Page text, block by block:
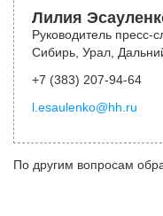
Лилия
Руководитель пресс-
Сибирь, Урал,
+7 (383) 207-94-64
l.esaulenko@hh.ru
По другим вопросам